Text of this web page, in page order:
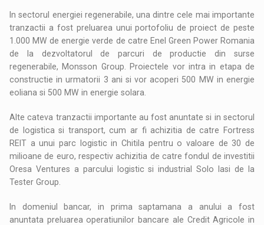
In sectorul energiei regenerabile, una dintre cele mai importante
tranzactii a fost preluarea unui portofoliu de proiect de peste
1.000 MW de energie verde de catre Enel Green Power Romania
de la dezvoltatorul de parcuri de productie din surse
regenerabile, Monsson Group. Proiectele vor intra in etapa de
constructie in urmatorii 3 ani si vor acoperi 500 MW in energie
eoliana si 500 MW in energie solara.
Alte cateva tranzactii importante au fost anuntate si in sectorul
de logistica si transport, cum ar fi achizitia de catre Fortress
REIT a unui parc logistic in Chitila pentru o valoare de 30 de
milioane de euro, respectiv achizitia de catre fondul de investitii
Oresa Ventures a parcului logistic si industrial Solo Iasi de la
Tester Group.
In domeniul bancar, in prima saptamana a anului a fost
anuntata preluarea operatiunilor bancare ale Credit Agricole in